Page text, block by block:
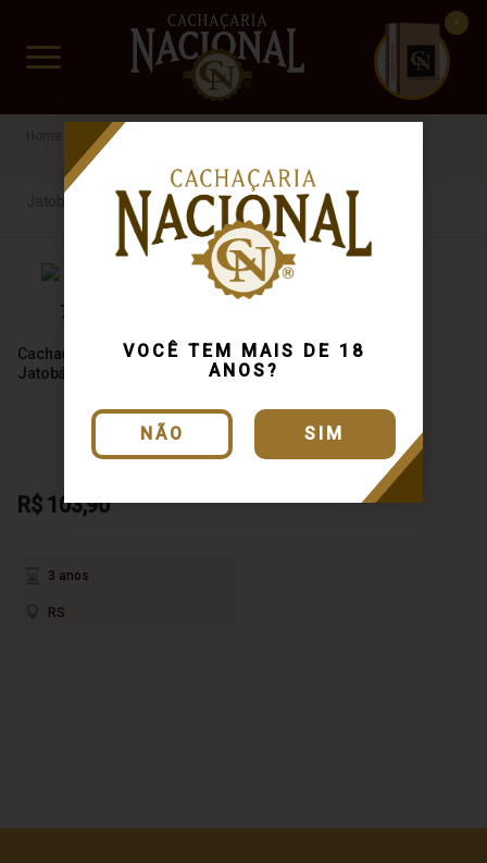
VOCÊ TEM MAIS DE 18
ANOS?
NÃO SIM
www.cachacarianacional.com.br
CUIDADO FRÁGIL
Cachaça
Cachaça Filippini Premium
Jatobá 750ml
R$ 103,90
3 anos
RS